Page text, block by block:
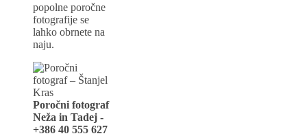
popolne poročne
fotografije se
lahko obrnete na
naju.
Poročni fotograf
Neža in Tadej -
+386 40 555 627